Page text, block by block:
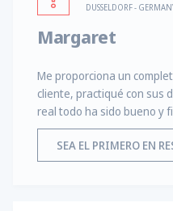
DUSSELDORF -
Margaret
Me proporciona un
cliente, practiqué con sus
real todo ha sido bueno y
SEA EL PRIMERO EN